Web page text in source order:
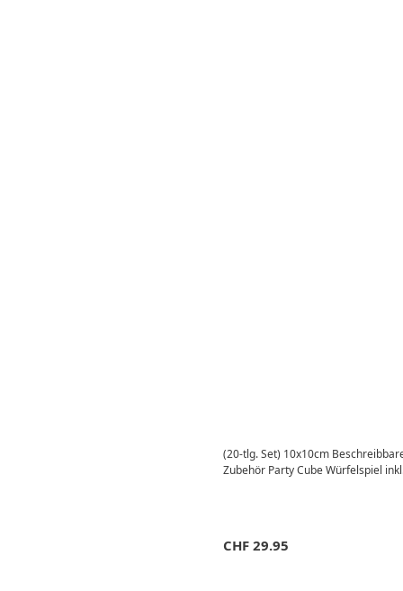
(20-tlg. Set) 10x10cm
Zubehör Party Cube Würfelspiel
CHF 29.95